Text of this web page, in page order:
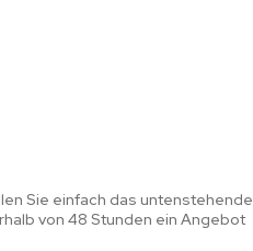
Sie einfach das untenstehende
von 48 Stunden ein Angebot